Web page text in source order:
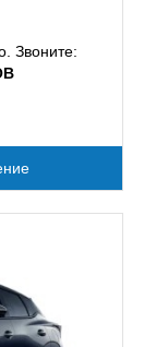
Звоните: